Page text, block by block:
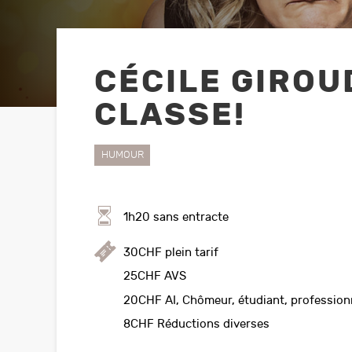
Hors Saison
sein du CPO par des
locataires externes
Rejoignez l’association
au CPO!
CÉCILE
CLASSE!
HUMOUR
1h20 sans entracte
30CHF plein tarif
25CHF AVS
20CHF AI, Chômeur, étudiant,
8CHF Réductions diverses